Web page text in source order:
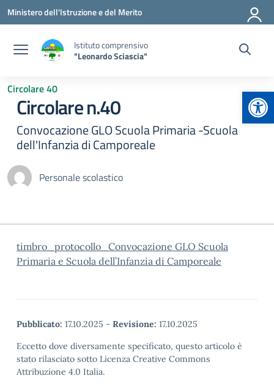
Vai ai contenuti
Vai al menu di navigazione
Vai al footer
Ministero dell'Istruzione e del Merito
Istituto comprensivo
"Leonardo Sciascia"
Circolare 40
Circolare n.40
Convocazione GLO Scuola Primaria -Scuola
dell'Infanzia di Camporeale
Personale scolastico
timbro_protocollo_Convocazione GLO Scuola
Primaria e Scuola dell’Infanzia di Camporeale
Pubblicato: 17.10.2025 - Revisione: 17.10.2025
Eccetto dove diversamente specificato, questo articolo è
stato rilasciato sotto Licenza Creative Commons
Attribuzione 4.0 Italia.